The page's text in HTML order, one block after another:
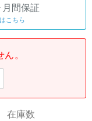
間保証
こちら
。
在庫数